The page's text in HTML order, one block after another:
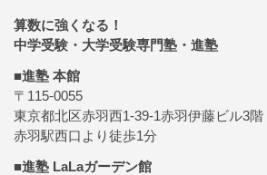
算数に強くなる！
中学受験・大学受験専門塾・進塾
■進塾 本館
〒115-0055
東京都北区赤羽西1-39-1赤羽伊藤ビル3階
赤羽駅西口より徒歩1分
■進塾 LaLaガーデン館